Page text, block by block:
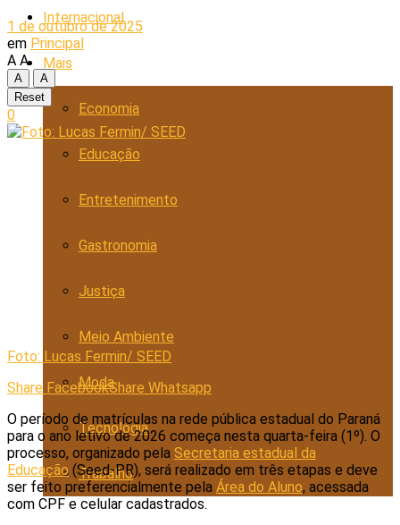
Internacional
Mais
Economia
Educação
Entretenimento
Gastronomia
Justiça
Meio Ambiente
Moda
Tecnologia
Trabalho
1 de outubro de 2025
em Principal
A A
A
A
Reset
0
Foto: Lucas Fermin/ SEED
Share FacebookShare Whatsapp
O período de matrículas na rede pública estadual do Paraná
para o ano letivo de 2026 começa nesta quarta-feira (1º). O
processo, organizado pela Secretaria estadual da
Educação (Seed-PR), será realizado em três etapas e deve
ser feito preferencialmente pela Área do Aluno, acessada
com CPF e celular cadastrados.